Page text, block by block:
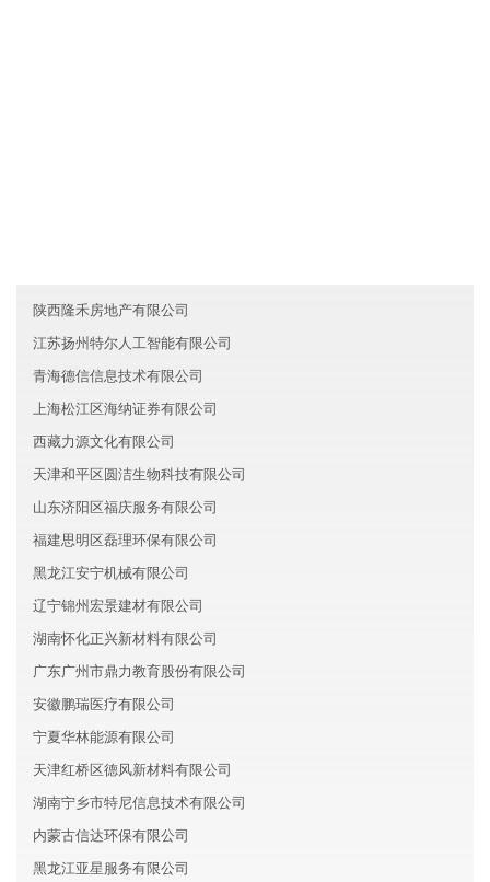
陕西隆禾房地产有限公司
江苏扬州特尔人工智能有限公司
青海德信信息技术有限公司
上海松江区海纳证券有限公司
西藏力源文化有限公司
天津和平区圆洁生物科技有限公司
山东济阳区福庆服务有限公司
福建思明区磊理环保有限公司
黑龙江安宁机械有限公司
辽宁锦州宏景建材有限公司
湖南怀化正兴新材料有限公司
广东广州市鼎力教育股份有限公司
安徽鹏瑞医疗有限公司
宁夏华林能源有限公司
天津红桥区德风新材料有限公司
湖南宁乡市特尼信息技术有限公司
内蒙古信达环保有限公司
黑龙江亚星服务有限公司